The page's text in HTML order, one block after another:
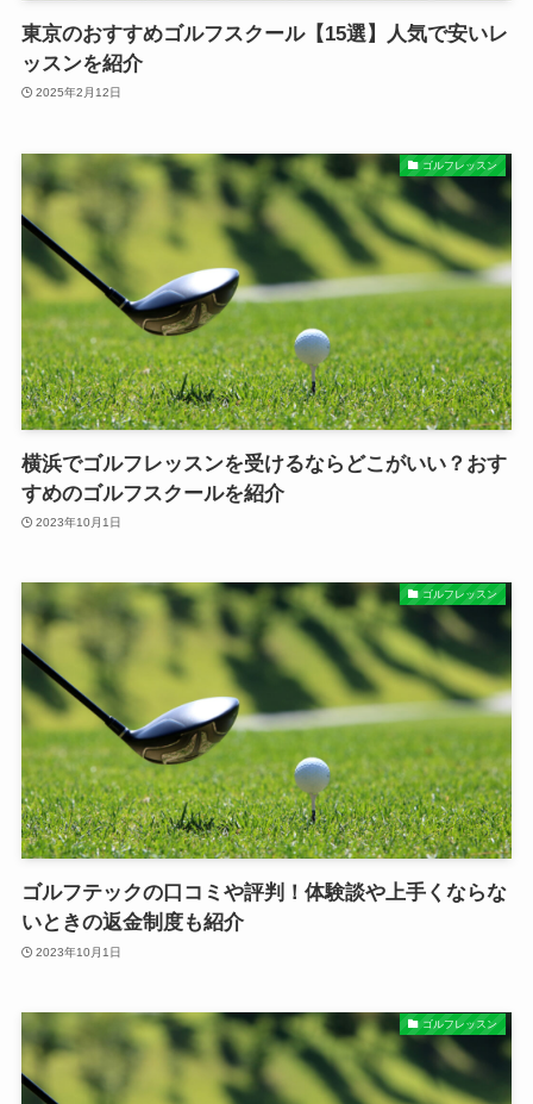
東京のおすすめゴルフスクール【15選】人気で安いレ
ッスンを紹介
2025年2月12日
ゴルフレッスン
横浜でゴルフレッスンを受けるならどこがいい？おす
すめのゴルフスクールを紹介
2023年10月1日
ゴルフレッスン
ゴルフテックの口コミや評判！体験談や上手くならな
いときの返金制度も紹介
2023年10月1日
ゴルフレッスン